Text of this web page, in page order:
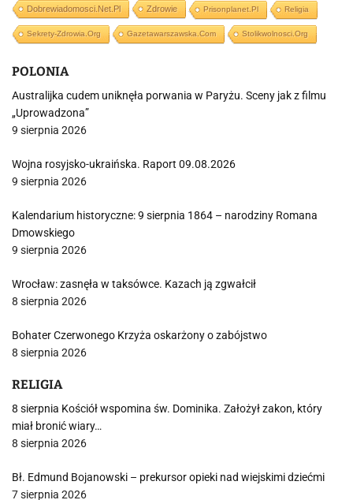
Dobrewiadomosci.net.pl Zdrowie Prisonplanet.pl Religia
Sekrety-Zdrowia.org Gazetawarszawska.com Stolikwolnosci.org
POLONIA
Australijka cudem uniknęła porwania w Paryżu. Sceny jak z filmu
„Uprowadzona”
9 sierpnia 2026
Wojna rosyjsko-ukraińska. Raport 09.08.2026
9 sierpnia 2026
Kalendarium historyczne: 9 sierpnia 1864 – narodziny Romana
Dmowskiego
9 sierpnia 2026
Wrocław: zasnęła w taksówce. Kazach ją zgwałcił
8 sierpnia 2026
Bohater Czerwonego Krzyża oskarżony o zabójstwo
8 sierpnia 2026
RELIGIA
8 sierpnia Kościół wspomina św. Dominika. Założył zakon, który
miał bronić wiary…
8 sierpnia 2026
Bł. Edmund Bojanowski – prekursor opieki nad wiejskimi dziećmi
7 sierpnia 2026